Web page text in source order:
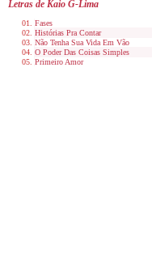
Letras de Kaio G-Lima
Fases
Histórias Pra Contar
Não Tenha Sua Vida Em Vão
O Poder Das Coisas Simples
Primeiro Amor